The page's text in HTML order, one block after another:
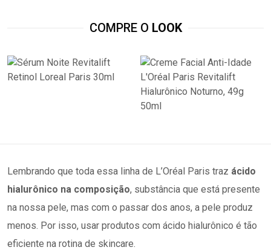
COMPRE O LOOK
Lembrando que toda essa linha de L’Oréal Paris traz ácido
hialurônico na composição, substância que está presente
na nossa pele, mas com o passar dos anos, a pele produz
menos. Por isso, usar produtos com ácido hialurônico é tão
eficiente na rotina de skincare.